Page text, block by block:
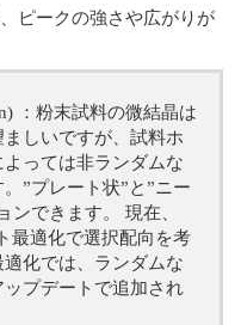
ピークの強さや広がりが
：粉末試料の微結晶は
しいですが、試料ホ
っては非ランダムな
”プレート状”と”ニー
ンできます。 現在、
最適化で選択配向を考
化では、ランダムな
プデートで追加され